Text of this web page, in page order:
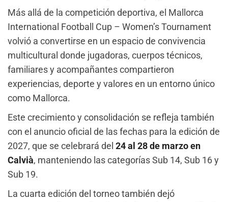
Más allá de la competición deportiva, el Mallorca
International Football Cup – Women’s Tournament
volvió a convertirse en un espacio de convivencia
multicultural donde jugadoras, cuerpos técnicos,
familiares y acompañantes compartieron
experiencias, deporte y valores en un entorno único
como Mallorca.
Este crecimiento y consolidación se refleja también
con el anuncio oficial de las fechas para la edición de
2027, que se celebrará del 24 al 28 de marzo en
Calvià, manteniendo las categorías Sub 14, Sub 16 y
Sub 19.
La cuarta edición del torneo también dejó